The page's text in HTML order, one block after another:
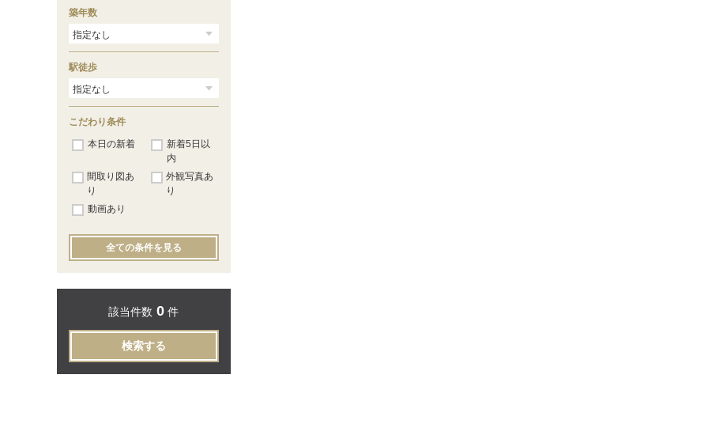
築年数
駅徒歩
こだわり条件
本日の新着
新着5日以
内
間取り図あ
り
外観写真あ
り
動画あり
全ての条件を見る
該当件数 0 件
検索する